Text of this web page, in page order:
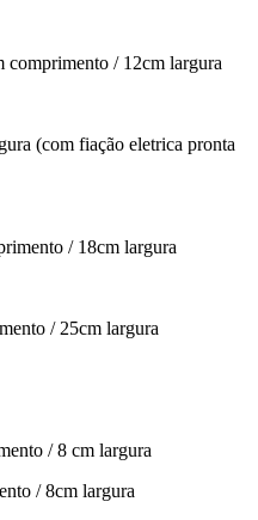
comprimento / 12cm largura
(com fiação eletrica pronta
/ 18cm largura
/ 25cm largura
/ 8 cm largura
/ 8cm largura